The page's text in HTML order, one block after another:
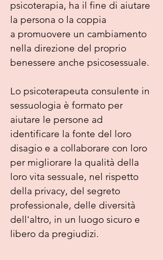
psicoterapia, ha il fine di aiutare
la persona o la coppia
a promuovere un cambiamento
nella direzione del proprio
benessere anche psicosessuale.
Lo psicoterapeuta consulente in
sessuologia è formato per
aiutare le persone ad
identificare la fonte del loro
disagio e a collaborare con loro
per migliorare la qualità della
loro vita sessuale, nel rispetto
della privacy, del segreto
professionale, delle diversità
dell'altro, in un luogo sicuro e
libero da pregiudizi.